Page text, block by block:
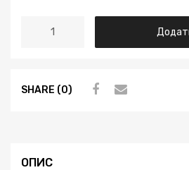
грн.17,300.00.
ціна:
BMW
X6
SHARE (0)
ОПИС